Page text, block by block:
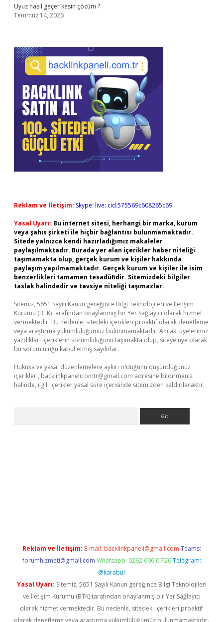
Uyuz nasıl geçer kesin çözüm ?
Temmuz 14, 2026
Reklam ve İletişim: Skype: live:.cid.575569c608265c69
Yasal Uyarı: Bu internet sitesi, herhangi bir marka, kurum
veya şahıs şirketi ile hiçbir bağlantısı bulunmamaktadır.
Sitede yalnızca kendi hazırladığımız makaleler
paylaşılmaktadır. Burada yer alan içerikler haber niteliği
taşımamakta olup, gerçek kurum ve kişiler hakkında
paylaşım yapılmamaktadır. Gerçek kurum ve kişiler ile isim
benzerlikleri tamamen tesadüfidir. Sitemizdeki bilgiler
taslak halindedir ve tavsiye niteliği taşımazlar.
Sitemiz, 5651 Sayılı Kanun gereğince Bilgi Teknolojileri ve İletişim
Kurumu (BTK) tarafından onaylanmış bir Yer Sağlayıcı olarak hizmet
vermektedir. Bu nedenle, sitedeki içerikleri proaktif olarak denetleme
veya araştırma yükümlülüğümüz bulunmamaktadır. Ancak, üyelerimiz
yazdıkları içeriklerin sorumluluğunu taşımakta olup, siteye üye olarak
bu sorumluluğu kabul etmiş sayılırlar.
Hukuka ve yasal düzenlemelere aykırı olduğunu düşündüğünüz
içerikleri, backlinkpanelicomtr@gmail.com adresine bildirmeniz
halinde, ilgili içerikler yasal süre içerisinde sitemizden kaldırılacaktır.
Reklam ve İletişim: E-mail: backlinkpaneli@gmail.com Teams:
forumhizmeti@gmail.com Whatsapp: 0262 606 0 726 Telegram:
@karabul
Yasal Uyarı: Sitemiz, 5651 Sayılı Kanun gereğince Bilgi Teknolojileri
ve İletişim Kurumu (BTK) tarafından onaylanmış bir Yer Sağlayıcı
olarak hizmet vermektedir. Bu nedenle, sitedeki içerikleri proaktif
olarak denetleme veya araştırma yükümlülüğümüz bulunmamaktadır.